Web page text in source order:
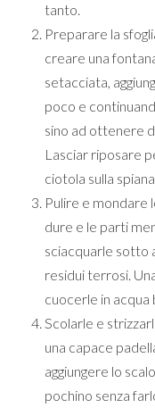
tanto.
Preparare la
creare una
setacciata,
poco e
sino ad ottenere
Lasciar riposare
ciotola sulla
Pulire e mondare
dure e le parti
sciacquarle sotto
residui terrosi.
cuocerle in
Scolarle e
una capace
aggiungere lo
pochino senza